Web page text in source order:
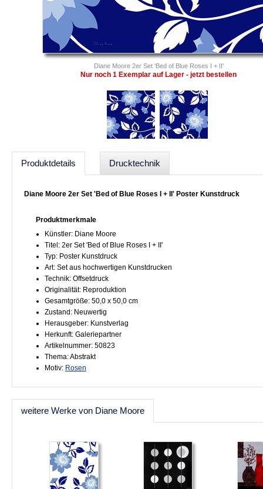
Diane Moore 2er Set 'Bed of Blue Roses I + II'
Nur noch 1 Exemplar auf Lager - jetzt bestellen
Produktdetails Drucktechnik
Diane Moore 2er Set 'Bed of Blue Roses I + II' Poster Kunstdruck
Produktmerkmale
Künstler: Diane Moore
Titel: 2er Set 'Bed of Blue Roses I + II'
Typ: Poster Kunstdruck
Art: Set aus hochwertigen Kunstdrucken
Technik: Offsetdruck
Originalität: Reproduktion
Gesamtgröße: 50,0 x 50,0 cm
Zustand: Neuwertig
Herausgeber: Kunstverlag
Herkunft: Galeriepartner
Artikelnummer: 50823
Thema: Abstrakt
Motiv: Rosen
weitere Werke von Diane Moore